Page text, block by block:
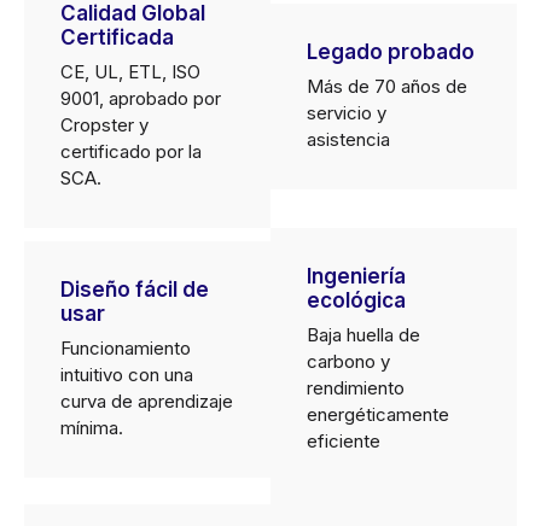
Calidad Global
Certificada
CE, UL, ETL, ISO
9001, aprobado por
Cropster y
certificado por la
SCA.
Legado probado
Más de 70 años de
servicio y
asistencia
Diseño fácil de
usar
Funcionamiento
intuitivo con una
curva de aprendizaje
mínima.
Ingeniería
ecológica
Baja huella de
carbono y
rendimiento
energéticamente
eficiente